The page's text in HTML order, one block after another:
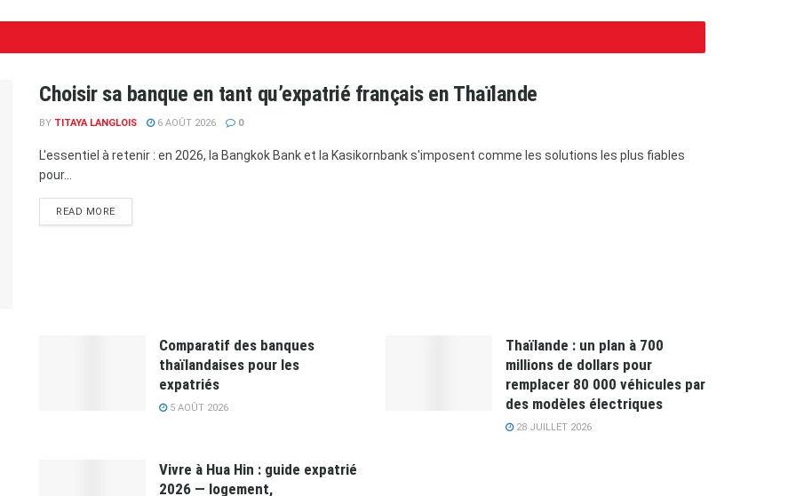
Choisir sa banque en tant qu’expatrié français en Thaïlande
BY TITAYA LANGLOIS 6 AOÛT 2026 0
L'essentiel à retenir : en 2026, la Bangkok Bank et la Kasikornbank s'imposent comme les solutions les plus fiables
pour...
READ MORE
Comparatif des banques
thaïlandaises pour les
expatriés
5 AOÛT 2026
Thaïlande : un plan à 700
millions de dollars pour
remplacer 80 000 véhicules par
des modèles électriques
28 JUILLET 2026
Vivre à Hua Hin : guide expatrié
2026 — logement,